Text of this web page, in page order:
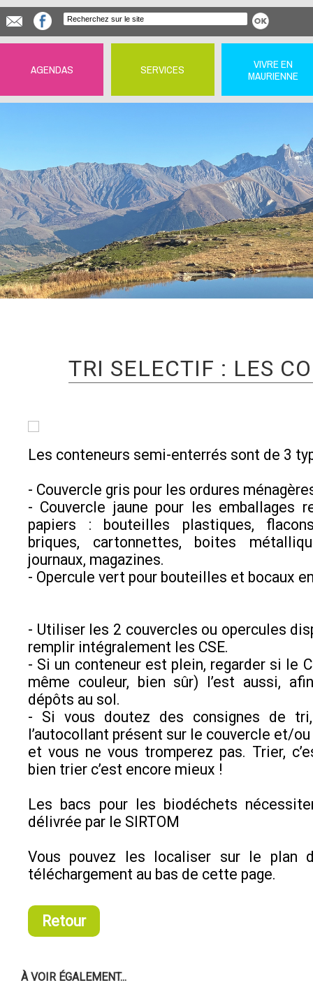
AGENDAS SERVICES
VIVRE EN
MAURIENNE
TRI SELECTIF : LES
Les conteneurs semi-enterrés sont de 3
- Couvercle gris pour les ordures
- Couvercle jaune pour les emballages
papiers : bouteilles plastiques,
briques, cartonnettes, boites
journaux, magazines.
- Opercule vert pour bouteilles et bocaux
- Utiliser les 2 couvercles ou opercules
remplir intégralement les CSE.
- Si un conteneur est plein, regarder si le
même couleur, bien sûr) l’est aussi,
dépôts au sol.
- Si vous doutez des consignes de
l’autocollant présent sur le couvercle et/
et vous ne vous tromperez pas. Trier,
bien trier c’est encore mieux !
Les bacs pour les biodéchets
délivrée par le SIRTOM
Vous pouvez les localiser sur le plan
téléchargement au bas de cette page.
Retour
À VOIR ÉGALEMENT...